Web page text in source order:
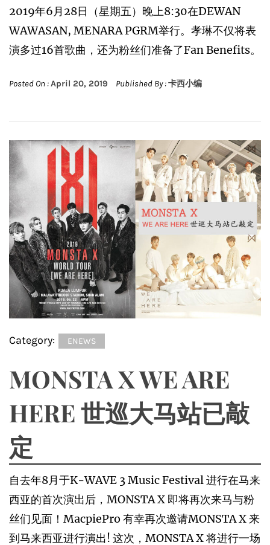
2019年6月28日（星期五）晚上8:30在DEWAN
WAWASAN, MENARA PGRM举行。孝琳不仅将表
演多过16首歌曲，还为粉丝们准备了Fan Benefits。
Posted On :April 20, 2019 Published By :卡西小编
Category: ENEWS
MONSTA X WE ARE
HERE 世巡大马站已敲
定
自去年8月于K-WAVE 3 Music Festival 进行在马来
西亚的首次演出后，MONSTA X 即将再次来马与粉
丝们见面！MacpiePro 有幸再次邀请MONSTA X 来
到马来西亚进行演出! 这次，MONSTA X 将进行一场